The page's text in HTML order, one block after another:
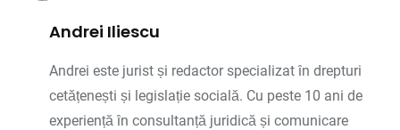
Andrei Iliescu
Andrei este jurist și redactor specializat în drepturi
cetățenești și legislație socială. Cu peste 10 ani de
experiență în consultanță juridică și comunicare